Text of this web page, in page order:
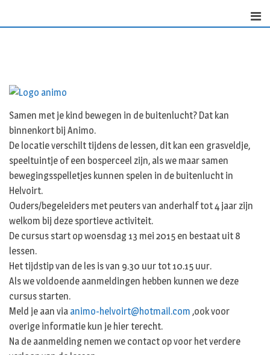
Samen met je kind bewegen in de buitenlucht? Dat kan
binnenkort bij Animo.
De locatie verschilt tijdens de lessen, dit kan een grasveldje,
speeltuintje of een bosperceel zijn, als we maar samen
bewegingsspelletjes kunnen spelen in de buitenlucht in
Helvoirt.
Ouders/begeleiders met peuters van anderhalf tot 4 jaar zijn
welkom bij deze sportieve activiteit.
De cursus start op woensdag 13 mei 2015 en bestaat uit 8
lessen.
Het tijdstip van de les is van 9.30 uur tot 10.15 uur.
Als we voldoende aanmeldingen hebben kunnen we deze
cursus starten.
Meld je aan via animo-helvoirt@hotmail.com ,ook voor
overige informatie kun je hier terecht.
Na de aanmelding nemen we contact op voor het verdere